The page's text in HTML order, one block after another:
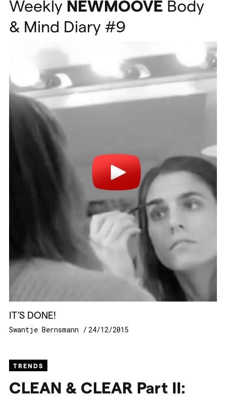
Weekly NEWMOOVE Body
& Mind Diary #9
IT’S DONE!
Swantje Bernsmann 24/12/2015
TRENDS
CLEAN & CLEAR Part II: